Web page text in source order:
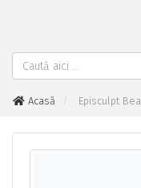
Acasă Episculpt